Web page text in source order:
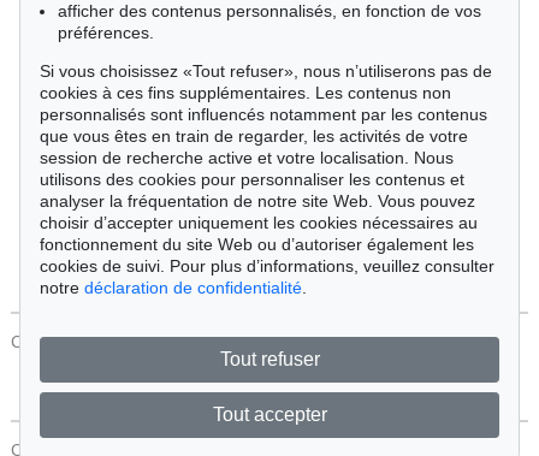
Trier par:
Tous les objets
Offres actuelles
Objets vendus
Chercher
CONTACT Protection Des Données
CONTACT
afficher des contenus personnalisés, en fonction de vos
préférences.
Si vous choisissez «Tout refuser», nous n’utiliserons pas de
cookies à ces fins supplémentaires. Les contenus non
personnalisés sont influencés notamment par les contenus
que vous êtes en train de regarder, les activités de votre
session de recherche active et votre localisation. Nous
utilisons des cookies pour personnaliser les contenus et
analyser la fréquentation de notre site Web. Vous pouvez
choisir d’accepter uniquement les cookies nécessaires au
fonctionnement du site Web ou d’autoriser également les
cookies de suivi. Pour plus d’informations, veuillez consulter
notre déclaration de confidentialité
Tout refuser
Tout accepter